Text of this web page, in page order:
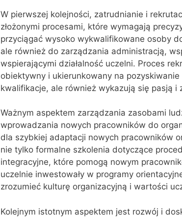
W pierwszej kolejności, zatrudnianie i
złożonymi procesami, które wymagają
przyciągać wysoko wykwalifikowane osoby
ale również do zarządzania administracją,
wspierającymi działalność uczelni. Proces
obiektywny i ukierunkowany na
kwalifikacje, ale również wykazują się pasją i
Ważnym aspektem zarządzania zasobami
wprowadzania nowych pracowników do
dla szybkiej adaptacji nowych pracowników
nie tylko formalne szkolenia dotyczące
integracyjne, które pomogą nowym
uczelnie inwestowały w programy
zrozumieć kulturę organizacyjną i wartości
Kolejnym istotnym aspektem jest rozwój i